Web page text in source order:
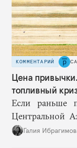
КОММЕНТАРИЙ
Цена
топливный
Если раньше
Центральной
Москве за
Галия